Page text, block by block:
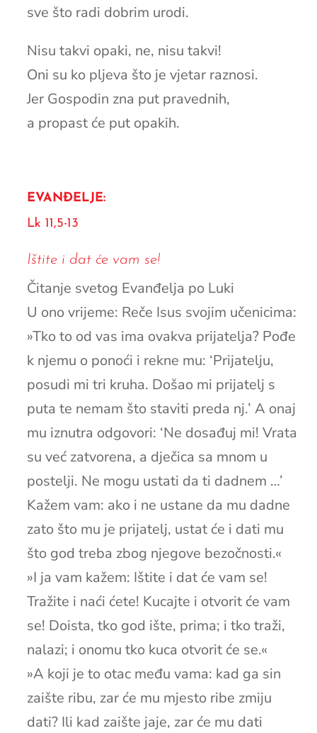
sve što radi dobrim urodi.
Nisu takvi opaki, ne, nisu takvi!
Oni su ko pljeva što je vjetar raznosi.
Jer Gospodin zna put pravednih,
a propast će put opakih.
EVANĐELJE:
Lk 11,5-13
Ištite i dat će vam se!
Čitanje svetog Evanđelja po Luki
U ono vrijeme: Reče Isus svojim učenicima:
»Tko to od vas ima ovakva prijatelja? Pođe
k njemu o ponoći i rekne mu: ‘Prijatelju,
posudi mi tri kruha. Došao mi prijatelj s
puta te nemam što staviti preda nj.’ A onaj
mu iznutra odgovori: ‘Ne dosađuj mi! Vrata
su već zatvorena, a dječica sa mnom u
postelji. Ne mogu ustati da ti dadnem …’
Kažem vam: ako i ne ustane da mu dadne
zato što mu je prijatelj, ustat će i dati mu
što god treba zbog njegove bezočnosti.«
»I ja vam kažem: Ištite i dat će vam se!
Tražite i naći ćete! Kucajte i otvorit će vam
se! Doista, tko god ište, prima; i tko traži,
nalazi; i onomu tko kuca otvorit će se.«
»A koji je to otac među vama: kad ga sin
zaište ribu, zar će mu mjesto ribe zmiju
dati? Ili kad zaište jaje, zar će mu dati